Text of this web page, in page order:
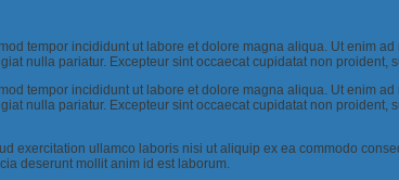
tempor incididunt ut labore et dolore magna aliqua. Ut enim
nulla pariatur. Excepteur sint occaecat cupidatat non proident,
tempor incididunt ut labore et dolore magna aliqua. Ut enim
nulla pariatur. Excepteur sint occaecat cupidatat non
exercitation ullamco laboris nisi ut aliquip ex ea commodo
deserunt mollit anim id est laborum.